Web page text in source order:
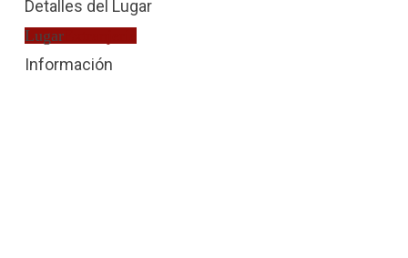
Detalles del Lugar
LugarExtranjería
Información